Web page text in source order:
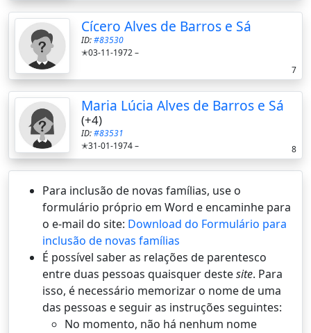
Cícero Alves de Barros e Sá
ID:#83530
✭03-11-1972 –
7
Maria Lúcia Alves de Barros e Sá
(+4)
ID:#83531
✭31-01-1974 –
8
Para inclusão de novas famílias, use o
formulário próprio em Word e encaminhe para
o e-mail do site: Download do Formulário para
inclusão de novas famílias
É possí­vel saber as relações de parentesco
entre duas pessoas quaisquer destesite. Para
isso, é necessário memorizar o nome de uma
das pessoas e seguir as instruções seguintes:
No momento, não há nenhum nome